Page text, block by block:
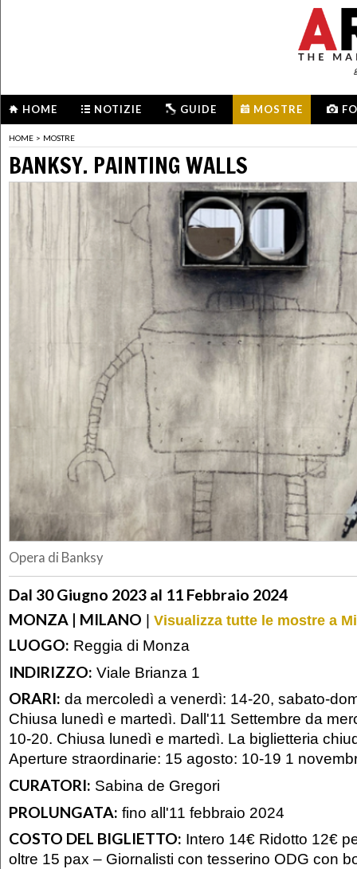
HOME NOTIZIE GUIDE MOSTRE
HOME > MOSTRE
BANKSY. PAINTING WALLS
Opera di Banksy
Dal 30 Giugno 2023 al 11 Febbraio 2024
MONZA | MILANO | Visualizza tutte le mostre a
LUOGO: Reggia di Monza
INDIRIZZO: Viale Brianza 1
ORARI: da mercoledì a venerdì: 14-20, sabato-
Chiusa lunedì e martedì. Dall'11 Settembre da
10-20. Chiusa lunedì e martedì. La biglietteria
Aperture straordinarie: 15 agosto: 10-19 1
CURATORI: Sabina de Gregori
PROLUNGATA: fino all'11 febbraio 2024
COSTO DEL BIGLIETTO: Intero 14€ Ridotto 12€
oltre 15 pax – Giornalisti con tesserino ODG con